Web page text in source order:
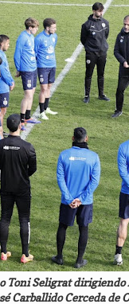
Toni Seligrat
Carballido Cerceda de